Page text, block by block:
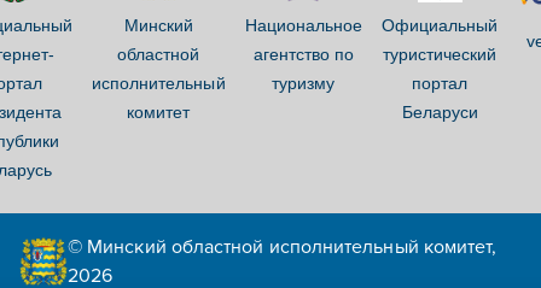
Минский
областной
исполнительный
комитет
Национальное
агентство по
туризму
Официальный
туристический
портал
Беларуси
© Минский областной исполнительный комитет,
2026